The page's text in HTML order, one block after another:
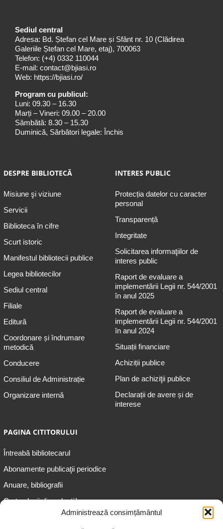
Administrează consimțământul
Sediul central
Adresa: Bd. Ștefan cel Mare și Sfânt nr. 10 (Clădirea
Galeriile Ștefan cel Mare, etaj), 700063
Telefon: (+4) 0332 110044
E-mail: contact@bjiasi.ro
Web: https://bjiasi.ro/
Program cu publicul:
Luni: 09.30 – 16.30
Marți – Vineri: 09.00 – 20.00
Sâmbătă: 8.30 – 15.30
Duminică, Sărbători legale: Închis
DESPRE BIBLIOTECĂ
Misiune şi viziune
Servicii
Biblioteca în cifre
Scurt istoric
Manifestul bibliotecii publice
Legea bibliotecilor
Sediul central
Filiale
Editură
Coordonare și îndrumare
metodică
Conducere
Consiliul de Administrație
Organizare internă
INTERES PUBLIC
Protecția datelor cu caracter
personal
Transparență
Integritate
Solicitarea informaţiilor de
interes public
Raport de evaluare a
implementării Legii nr. 544/2001
în anul 2025
Raport de evaluare a
implementării Legii nr. 544/2001
în anul 2024
Situații financiare
Achiziții publice
Plan de achiziţii publice
Declarații de avere și de
interese
PAGINA CITITORULUI
Întreabă bibliotecarul
Abonamente publicaţii periodice
Anuare, bibliografii
Cartea lunii din colecțiile